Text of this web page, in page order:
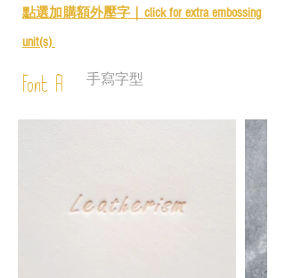
點選加購額外壓字｜ click for extra embossing
unit(s)
Font A 手寫字型